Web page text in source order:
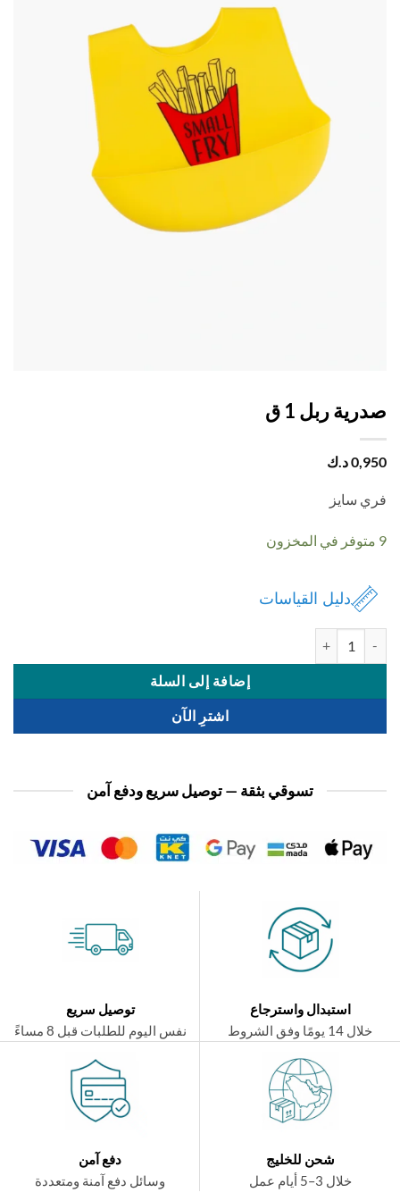
ربل 1 ق
د.ك
سايز
دليل القياسات
إضافة إلى السلة
اشترِ الآن
تسوقي بثقة — توصيل سريع ودفع آمن
استبدال واسترجاع
توصيل سريع
نفس اليوم للطلبات قبل 8 مساءً
شحن للخليج
دفع آمن
وسائل دفع آمنة ومتعددة